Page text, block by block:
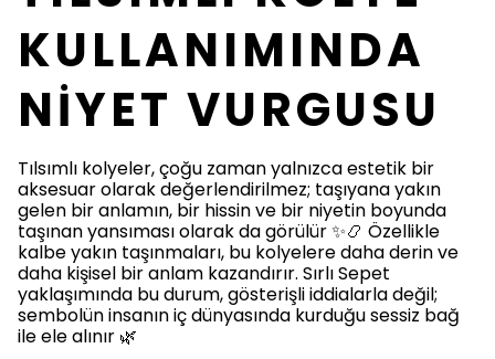
KULLANIMINDA
NİYET VURGUSU
Tılsımlı kolyeler, çoğu zaman yalnızca estetik bir
aksesuar olarak değerlendirilmez; taşıyana yakın
gelen bir anlamın, bir hissin ve bir niyetin boyunda
taşınan yansıması olarak da görülür ✨📿 Özellikle
kalbe yakın taşınmaları, bu kolyelere daha derin ve
daha kişisel bir anlam kazandırır. Sırlı Sepet
yaklaşımında bu durum, gösterişli iddialarla değil;
sembolün insanın iç dünyasında kurduğu sessiz bağ
ile ele alınır 🌿